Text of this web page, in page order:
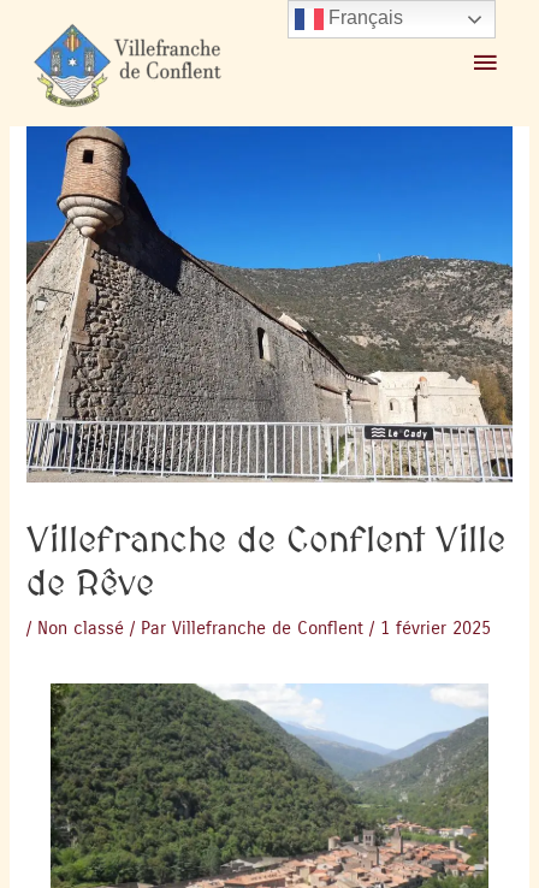
Accueil 2025 février
Villefranche de Conflent Ville de Rêve
Villefranche de Conflent Ville
de Rêve
/ Non classé / ParVillefranche de Conflent / 1 février 2025
Français